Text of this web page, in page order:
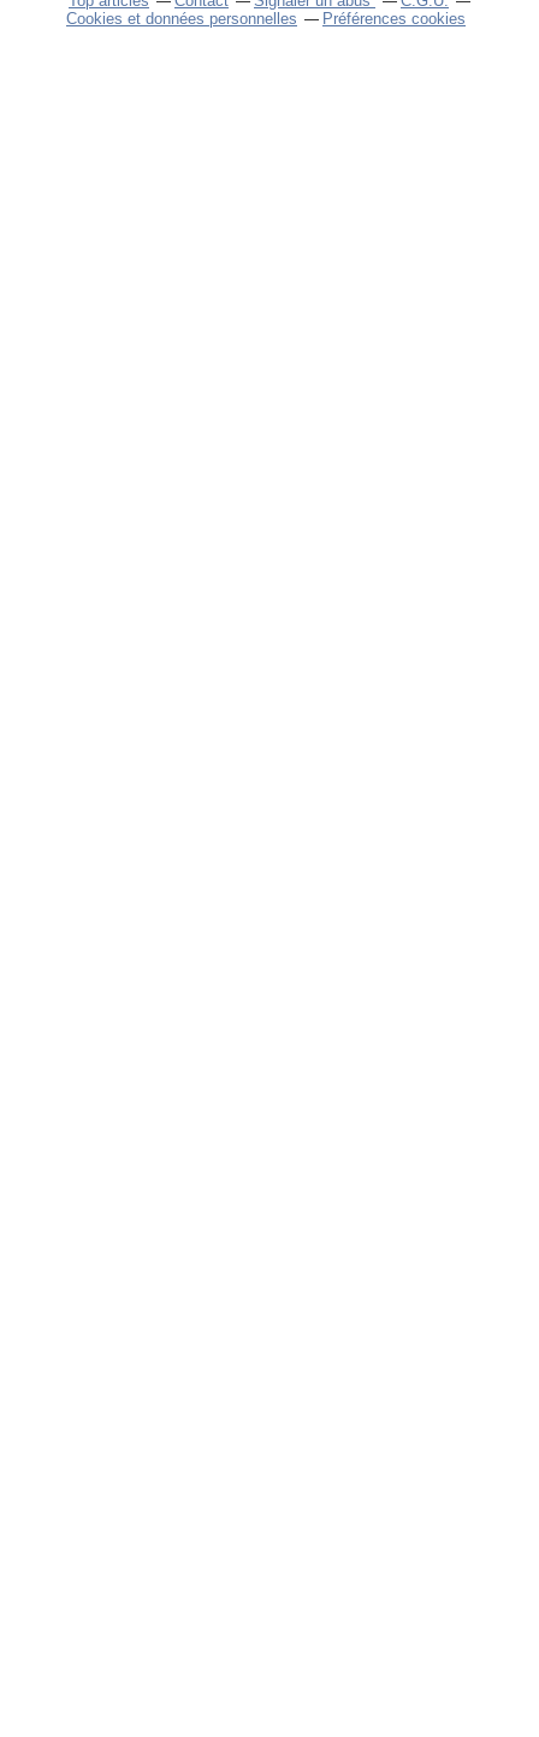
Cookies et données personnelles
Préférences cookies